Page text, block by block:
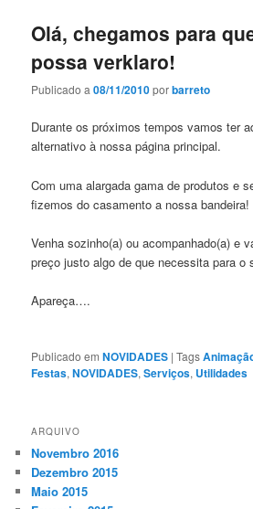
Olá, chegamos para
possa verklaro!
Publicado a08/11/2010porbarreto
Durante os próximos tempos vamos ter
alternativo à nossa página principal.
Com uma alargada gama de produtos e
fizemos do casamento a nossa bandeira!
Venha sozinho(a) ou acompanhado(a) e
preço justo algo de que necessita para o
Apareça….
Publicado em NOVIDADES |Tags
Festas,NOVIDADES,Serviços, Utilidades
ARQUIVO
Novembro 2016
Dezembro 2015
Maio 2015